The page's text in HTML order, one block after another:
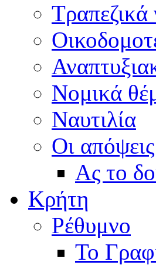
Νομικά
Ναυτιλία
Οι
Ας το
Κρήτη
Ρέθυμνο
Το